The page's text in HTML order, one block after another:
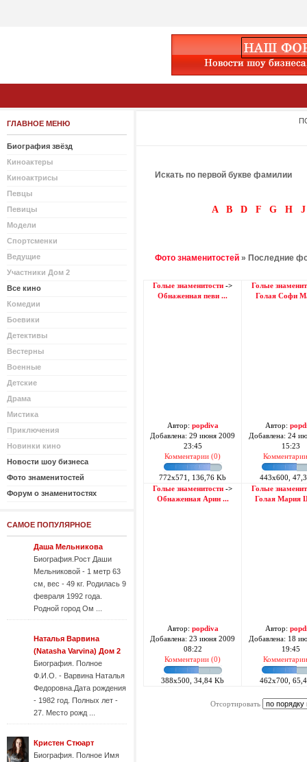
ГЛАВНОЕ МЕНЮ
Биография звёзд
Киноактеры
Киноактрисы
Певцы
Певицы
Модели
Спортсменки
Ведущие
Участники Дом 2
Все кино
Комедии
Боевики
Детективы
Вестерны
Военные
Детские
Драма
Мистика
Приключения
Новинки кино
Новости шоу бизнеса
Фото знаменитостей
Форум о знаменитостях
САМОЕ ПОПУЛЯРНОЕ
Даша Мельникова
Биография.Рост Даши
Мельниковой - 1 метр 63
см, вес - 49 кг. Родилась 9
февраля 1992 года.
Родной город Ом ...
Наталья Варвина
(Natasha Varvina) Дом 2
Биография. Полное
Ф.И.О. - Варвина Наталья
Федоровна.Дата рождения
- 1982 год. Полных лет -
27. Место рожд ...
Кристен Стюарт
Биография. Полное Имя
Искать по первой букве фамилии
A B D F G H J
Фото знаменитостей » Последние
Голые знаменитости ->
Обнаженная певи ...
Автор: popdiva
Добавлена: 29 июня 2009
23:45
Комментарии (0)
772x571, 136,76 Kb
Голые
Голая Софи
Автор:
Добавлена: 24
15:23
443x600,
Голые знаменитости ->
Обнаженная Арин ...
Автор: popdiva
Добавлена: 23 июня 2009
08:22
Комментарии (0)
388x500, 34,84 Kb
Голые
Голая Мария
Автор:
Добавлена: 18
19:45
462x700,
Отсортировать